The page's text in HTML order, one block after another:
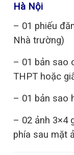
Hà Nội
– 01 phiếu
Nhà trường)
– 01 bản sao
THPT hoặc
– 01 bản sao
– 02 ảnh 3×4
phía sau mặt